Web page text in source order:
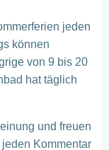
jeden
können
von 9 bis 20
hat täglich
und freuen
Kommentar